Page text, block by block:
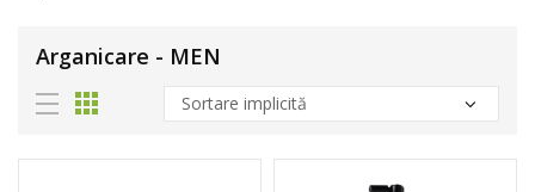
Arganicare - MEN